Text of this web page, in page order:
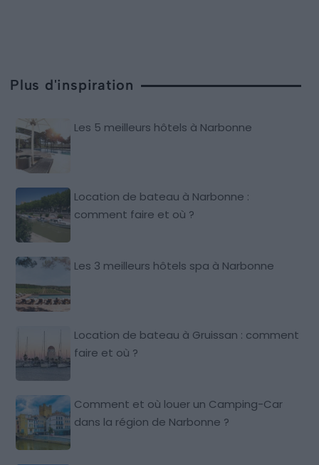
Plus d'inspiration
Les 5 meilleurs hôtels à Narbonne
Location de bateau à Narbonne :
comment faire et où ?
Les 3 meilleurs hôtels spa à Narbonne
Location de bateau à Gruissan : comment
faire et où ?
Comment et où louer un Camping-Car
dans la région de Narbonne ?